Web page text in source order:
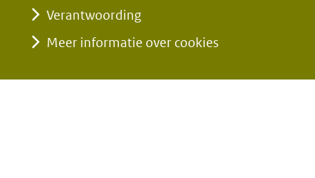
een
andere
Verantwoording
Meer informatie over cookies